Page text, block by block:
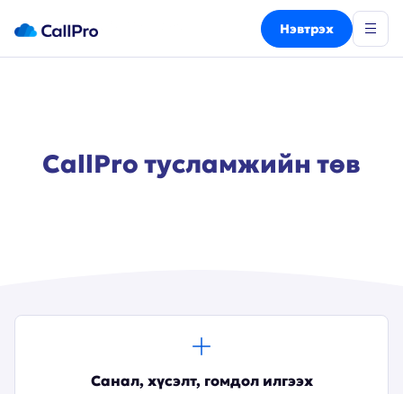
Нэвтрэх
CallPro тусламжийн төв
Санал, хүсэлт, гомдол илгээх